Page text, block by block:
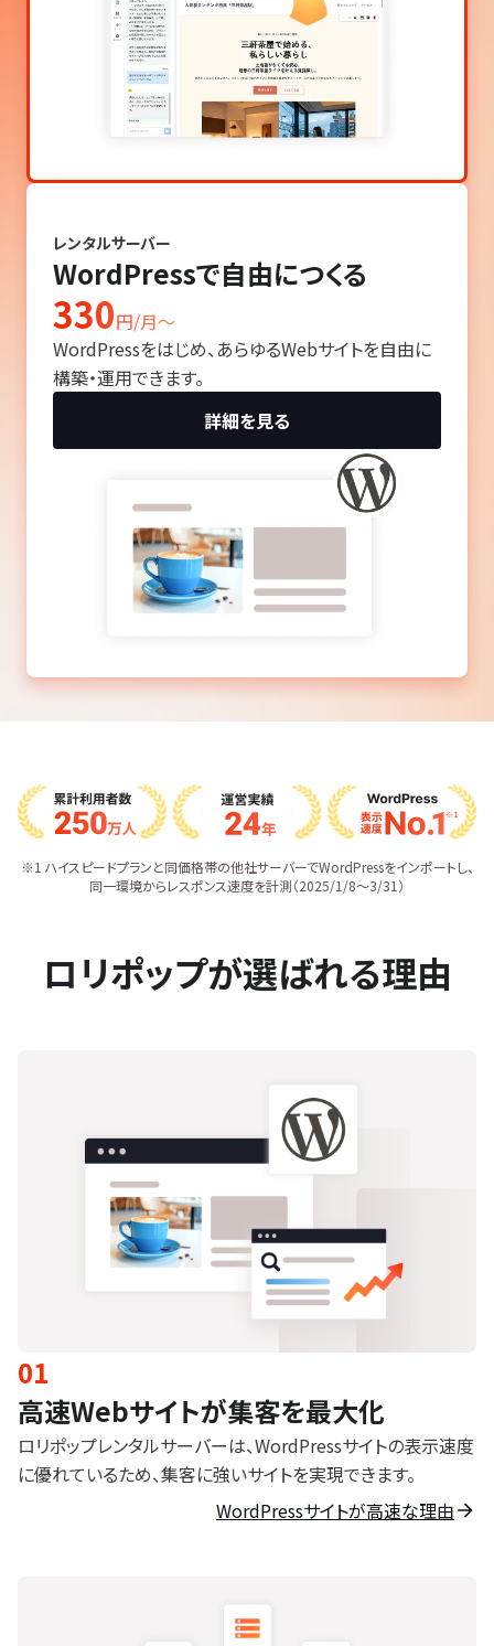
レンタルサーバー
WordPressで自由につくる
330円/月〜
WordPressをはじめ、あらゆるWebサイトを自由に
構築・運用できます。
詳細を見る
※1 ハイスピードプランと同価格帯の他社サーバーでWordPressをインポートし、
同一環境からレスポンス速度を計測（2025/1/8〜3/31）
ロリポップが選ばれる理由
01
高速Webサイトが集客を最大化
ロリポップレンタルサーバーは、WordPressサイトの表示速度
に優れているため、集客に強いサイトを実現できます。
WordPressサイトが高速な理由